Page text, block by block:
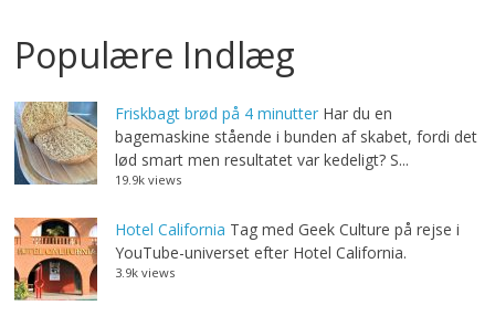
Populære Indlæg
Friskbagt brød på 4 minutter Har du en
bagemaskine stående i bunden af skabet, fordi det
lød smart men resultatet var kedeligt? S...
19.9k views
Hotel California Tag med Geek Culture på rejse i
YouTube-universet efter Hotel California.
3.9k views